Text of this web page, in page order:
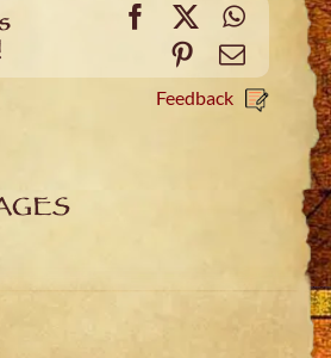
Facebook
X
Pinterest
Email
Feedback